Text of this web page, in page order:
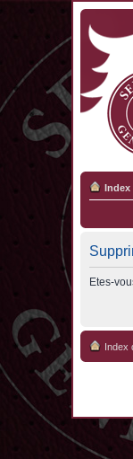
Index
Etes-
Index